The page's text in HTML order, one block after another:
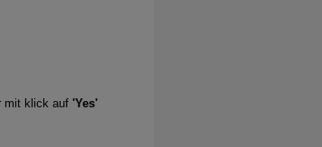
mit klick auf'Yes'